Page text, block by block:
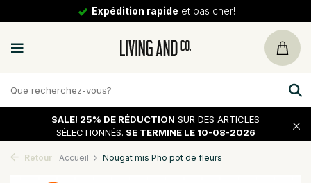
Expédition rapide et pas cher!
SALE! 25% DE RÉDUCTION SUR DES ARTICLES
SÉLECTIONNÉS. SE TERMINE LE 10-08-2026
Retour Accueil Nougat mis Pho pot de fleurs